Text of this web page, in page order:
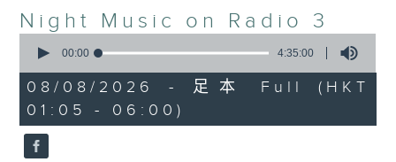
Seven days a week from 1.05am...
Night Music on Radio 3
seconds
4
hours,
35
minutes,
0
seconds
00:00 4:35:00
08/08/2026 - 足本 Full (HKT
01:05 - 06:00)